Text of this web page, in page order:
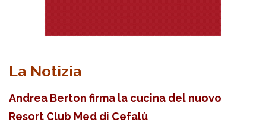
La Notizia
Andrea Berton firma la cucina del nuovo
Resort Club Med di Cefalù